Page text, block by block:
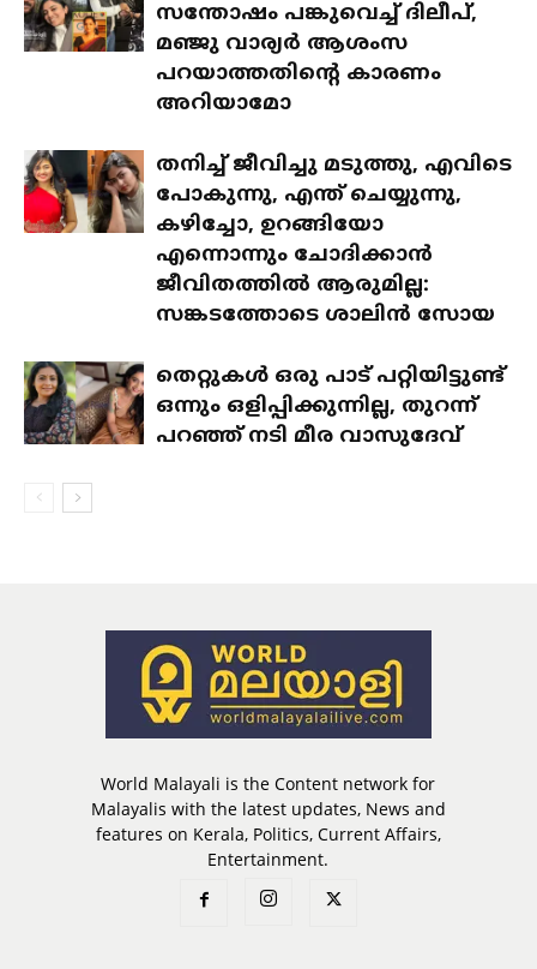
സന്തോഷം പങ്കുവെച്ച് ദിലീപ്,
മഞ്ജു വാര്യർ ആശംസ
പറയാത്തതിന്റെ കാരണം
അറിയാമോ
തനിച്ച് ജീവിച്ചു മടുത്തു, എവിടെ
പോകുന്നു, എന്ത് ചെയ്യുന്നു,
കഴിച്ചോ, ഉറങ്ങിയോ
എന്നൊന്നും ചോദിക്കാൻ
ജീവിതത്തിൽ ആരുമില്ല:
സങ്കടത്തോടെ ശാലിൻ സോയ
തെറ്റുകൾ ഒരു പാട് പറ്റിയിട്ടുണ്ട്
ഒന്നും ഒളിപ്പിക്കുന്നില്ല, തുറന്ന്
പറഞ്ഞ് നടി മീര വാസുദേവ്
World Malayali is the Content network for
Malayalis with the latest updates, News and
features on Kerala, Politics, Current Affairs,
Entertainment.